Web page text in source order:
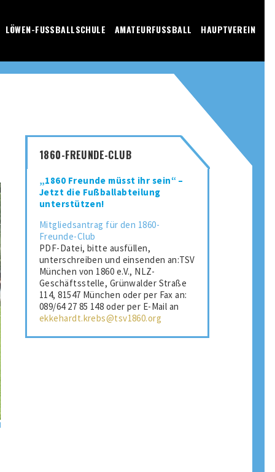
LÖWEN-FUSSBALLSCHULE AMATEURFUSSBALL HAUPTVEREIN
1860-FREUNDE-CLUB
„1860 Freunde müsst ihr sein“ –
Jetzt die Fußballabteilung
unterstützen!
Mitgliedsantrag für den 1860-
Freunde-Club
PDF-Datei, bitte ausfüllen,
unterschreiben und einsenden an:TSV
München von 1860 e.V., NLZ-
Geschäftsstelle, Grünwalder Straße
114, 81547 München oder per Fax an:
089/64 27 85 148 oder per E-Mail an
ekkehardt.krebs@tsv1860.org